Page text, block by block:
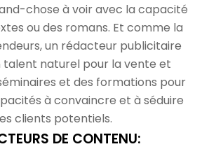
chose à voir avec la capacité
ou des romans. Et comme la
un rédacteur publicitaire
talent naturel pour la vente et
et des formations pour
à convaincre et à séduire
clients potentiels.
DE CONTENU: